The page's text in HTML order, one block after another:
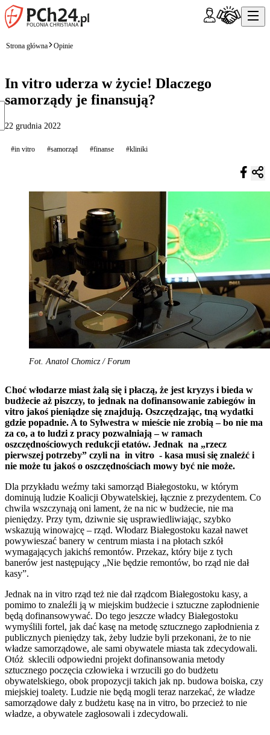
Strona główna Opinie
In vitro uderza w życie! Dlaczego
samorządy je finansują?
22 grudnia 2022
#in vitro #samorząd #finanse #kliniki
Fot. Anatol Chomicz / Forum
Choć włodarze miast żalą się i płaczą, że jest kryzys i bieda w
budżecie aż piszczy, to jednak na dofinansowanie zabiegów in
vitro jakoś pieniądze się znajdują. Oszczędzając, tną wydatki
gdzie popadnie. A to Sylwestra w mieście nie zrobią – bo nie ma
za co, a to ludzi z pracy pozwalniają – w ramach
oszczędnościowych redukcji etatów. Jednak na „rzecz
pierwszej potrzeby” czyli na in vitro - kasa musi się znaleźć i
nie może tu jakoś o oszczędnościach mowy być nie może.
Dla przykładu weźmy taki samorząd Białegostoku, w którym
dominują ludzie Koalicji Obywatelskiej, łącznie z prezydentem. Co
chwila wszczynają oni lament, że na nic w budżecie, nie ma
pieniędzy. Przy tym, dziwnie się usprawiedliwiając, szybko
wskazują winowajcę – rząd. Włodarz Białegostoku kazał nawet
powywieszać banery w centrum miasta i na płotach szkół
wymagających jakichś remontów. Przekaz, który bije z tych
banerów jest następujący „Nie będzie remontów, bo rząd nie dał
kasy”.
Jednak na in vitro rząd też nie dał rządcom Białegostoku kasy, a
pomimo to znaleźli ją w miejskim budżecie i sztuczne zapłodnienie
będą dofinansowywać. Do tego jeszcze władcy Białegostoku
wymyślili fortel, jak dać kasę na metodę sztucznego zapłodnienia z
publicznych pieniędzy tak, żeby ludzie byli przekonani, że to nie
władze samorządowe, ale sami obywatele miasta tak zdecydowali.
Otóż sklecili odpowiedni projekt dofinansowania metody
sztucznego poczęcia człowieka i wrzucili go do budżetu
obywatelskiego, obok propozycji takich jak np. budowa boiska, czy
miejskiej toalety. Ludzie nie będą mogli teraz narzekać, że władze
samorządowe dały z budżetu kasę na in vitro, bo przecież to nie
władze, a obywatele zagłosowali i zdecydowali.